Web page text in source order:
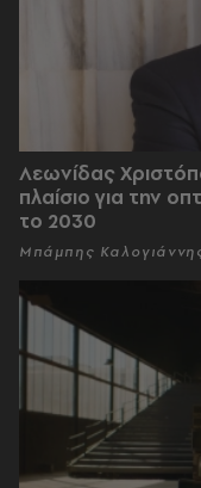
Λεωνίδας
πλαίσιο για την
το 2030
Μπάμπης